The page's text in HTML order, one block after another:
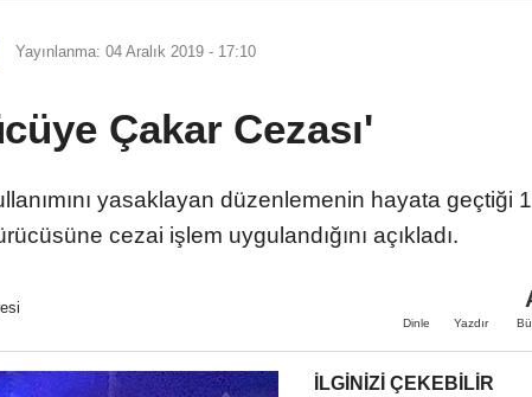
Yayınlanma: 04 Aralık 2019 - 17:10
Çakar Cezası'
yasaklayan düzenlemenin hayata geçtiği
cezai işlem uygulandığını açıkladı.
Dinle Yazdır
İLGINIZI ÇEKEBILIR